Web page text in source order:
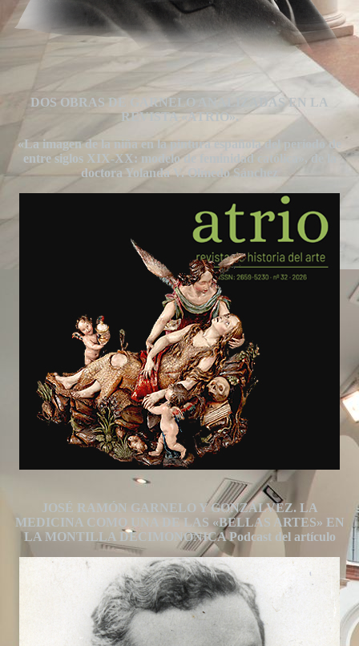
DOS OBRAS DE GARNELO ANALIZADAS EN LA
REVISTA «ATRIO».
«La imagen de la niña en la pintura española del período de
entre siglos XIX-XX: modelo de feminidad católica», de la
doctora Yolanda V. Olmedo Sánchez
JOSÉ RAMÓN GARNELO Y GONZÁLVEZ. LA
MEDICINA COMO UNA DE LAS «BELLAS ARTES» EN
LA MONTILLA DECIMONÓNICA Podcast del artículo